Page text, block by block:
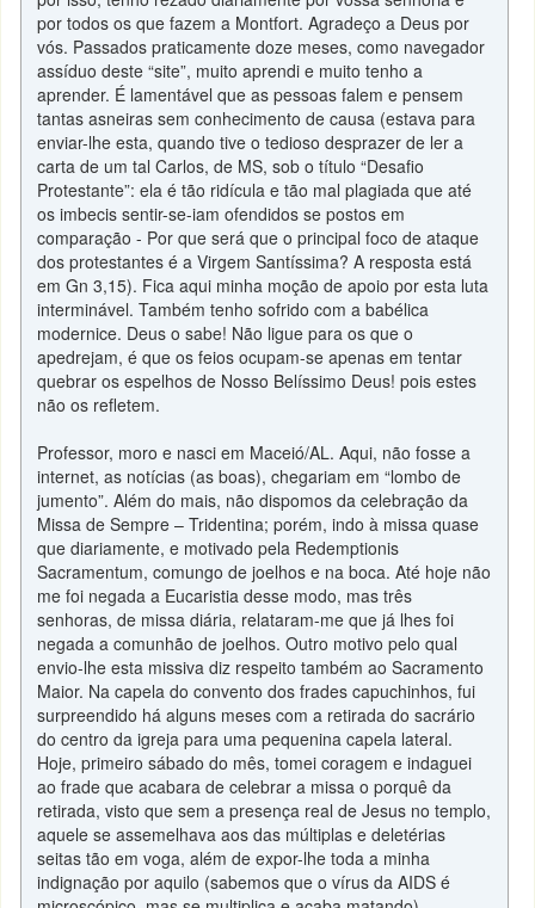
por todos os que fazem a Montfort. Agradeço a Deus por
vós. Passados praticamente doze meses, como navegador
assíduo deste “site”, muito aprendi e muito tenho a
aprender. É lamentável que as pessoas falem e pensem
tantas asneiras sem conhecimento de causa (estava para
enviar-lhe esta, quando tive o tedioso desprazer de ler a
carta de um tal Carlos, de MS, sob o título “Desafio
Protestante”: ela é tão ridícula e tão mal plagiada que até
os imbecis sentir-se-iam ofendidos se postos em
comparação - Por que será que o principal foco de ataque
dos protestantes é a Virgem Santíssima? A resposta está
em Gn 3,15). Fica aqui minha moção de apoio por esta luta
interminável. Também tenho sofrido com a babélica
modernice. Deus o sabe! Não ligue para os que o
apedrejam, é que os feios ocupam-se apenas em tentar
quebrar os espelhos de Nosso Belíssimo Deus! pois estes
não os refletem.
Professor, moro e nasci em Maceió/AL. Aqui, não fosse a
internet, as notícias (as boas), chegariam em “lombo de
jumento”. Além do mais, não dispomos da celebração da
Missa de Sempre – Tridentina; porém, indo à missa quase
que diariamente, e motivado pela Redemptionis
Sacramentum, comungo de joelhos e na boca. Até hoje não
me foi negada a Eucaristia desse modo, mas três
senhoras, de missa diária, relataram-me que já lhes foi
negada a comunhão de joelhos. Outro motivo pelo qual
envio-lhe esta missiva diz respeito também ao Sacramento
Maior. Na capela do convento dos frades capuchinhos, fui
surpreendido há alguns meses com a retirada do sacrário
do centro da igreja para uma pequenina capela lateral.
Hoje, primeiro sábado do mês, tomei coragem e indaguei
ao frade que acabara de celebrar a missa o porquê da
retirada, visto que sem a presença real de Jesus no templo,
aquele se assemelhava aos das múltiplas e deletérias
seitas tão em voga, além de expor-lhe toda a minha
indignação por aquilo (sabemos que o vírus da AIDS é